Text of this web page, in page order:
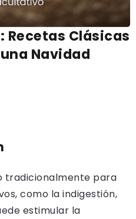
Recetas Clásicas
Navidad
tradicionalmente para
como la indigestión,
estimular la